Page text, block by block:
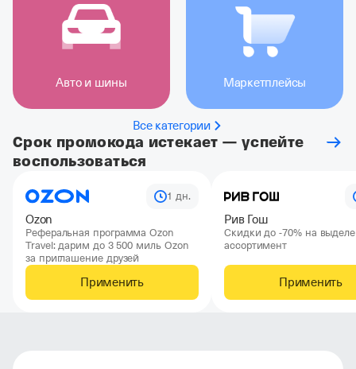
Авто и шины Маркетплейсы
Все категории
Срок промокода истекает — успейте
воспользоваться
1 дн.
Ozon
Реферальная программа Ozon
Travel: дарим до 3 500 миль Ozon
за приглашение друзей
Применить
Рив Гош
Скидки до -70% на
ассортимент
Применить